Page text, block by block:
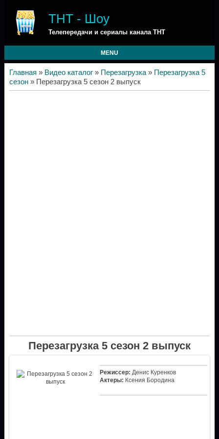
ТНТ - Шоу
Телепередачи и сериалы канала ТНТ
MENU
Главная » Видео каталог» Перезагрузка» Перезагрузка 5
сезон» Перезагрузка 5 сезон 2 выпуск
Перезагрузка 5 сезон 2 выпуск
Режиссер: Денис Куренков
Актеры: Ксения Бородина